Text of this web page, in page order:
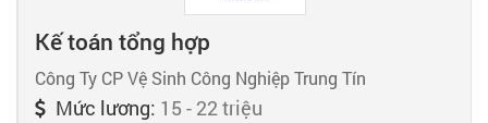
Kế toán tổng hợp
Công Ty CP Vệ Sinh Công Nghiệp Trung Tín
Mức lương: 15 - 22 triệu